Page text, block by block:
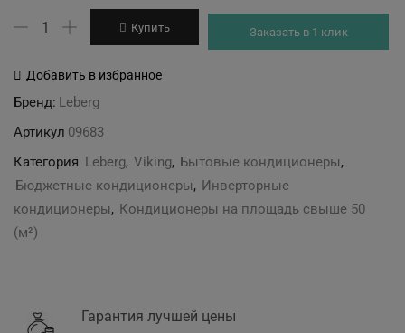
Количество
LBS-
VKG24UA
Купить Заказать в 1 клик
Добавить в избранное
Бренд: Leberg
Артикул 09683
Категория Leberg, Viking, Бытовые кондиционеры,
Бюджетные кондиционеры, Инверторные
кондиционеры, Кондиционеры на площадь свыше 50
(м²)
Гарантия лучшей цены